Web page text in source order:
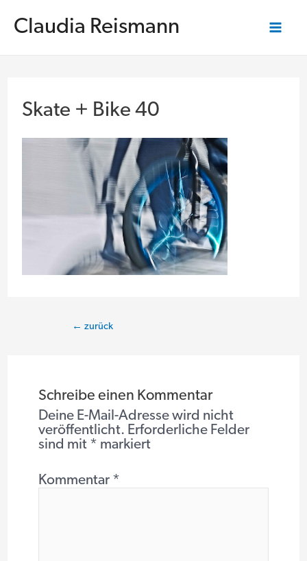
Inhalt
springen
Claudia Reismann
Skate + Bike 40
Beitragsnavigation
← zurück
Schreibe einen Kommentar
Deine E-Mail-Adresse wird nicht
veröffentlicht. Erforderliche Felder
sind mit * markiert
Kommentar *